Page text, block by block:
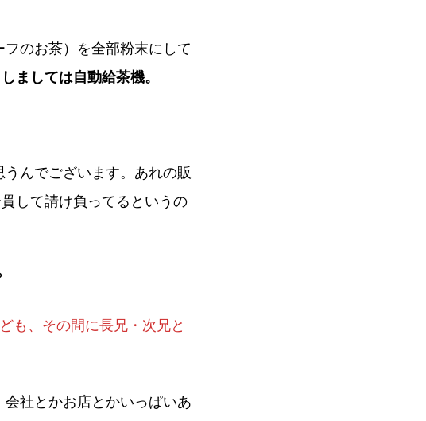
のお茶）を全部粉末にして
ましては自動給茶機。
んでございます。あれの販
して請け負ってるというの
も、その間に長兄・次兄と
社とかお店とかいっぱいあ